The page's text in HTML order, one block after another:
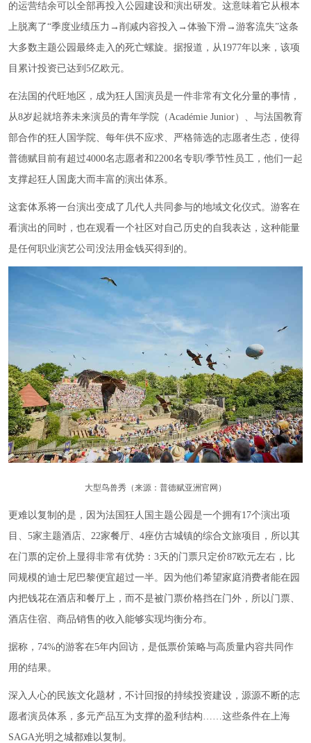
的运营结余可以全部再投入公园建设和演出研发。这意味着它从根本
上脱离了“季度业绩压力→削减内容投入→体验下滑→游客流失”这条
大多数主题公园最终走入的死亡螺旋。据报道，从1977年以来，该项
目累计投资已达到5亿欧元。
在法国的代旺地区，成为狂人国演员是一件非常有文化分量的事情，
从8岁起就培养未来演员的青年学院（Académie Junior）、与法国教育
部合作的狂人国学院、每年供不应求、严格筛选的志愿者生态，使得
普德赋目前有超过4000名志愿者和2200名专职/季节性员工，他们一起
支撑起狂人国庞大而丰富的演出体系。
这套体系将一台演出变成了几代人共同参与的地域文化仪式。游客在
看演出的同时，也在观看一个社区对自己历史的自我表达，这种能量
是任何职业演艺公司没法用金钱买得到的。
大型鸟兽秀（来源：普德赋亚洲官网）
更难以复制的是，因为法国狂人国主题公园是一个拥有17个演出项
目、5家主题酒店、22家餐厅、4座仿古城镇的综合文旅项目，所以其
在门票的定价上显得非常有优势：3天的门票只定价87欧元左右，比
同规模的迪士尼巴黎便宜超过一半。因为他们希望家庭消费者能在园
内把钱花在酒店和餐厅上，而不是被门票价格挡在门外，所以门票、
酒店住宿、商品销售的收入能够实现均衡分布。
据称，74%的游客在5年内回访，是低票价策略与高质量内容共同作
用的结果。
深入人心的民族文化题材，不计回报的持续投资建设，源源不断的志
愿者演员体系，多元产品互为支撑的盈利结构……这些条件在上海
SAGA光明之城都难以复制。